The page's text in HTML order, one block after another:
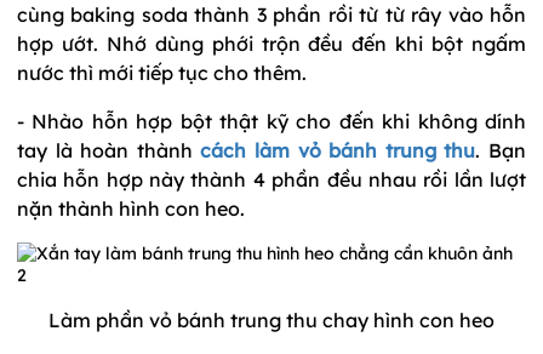
cùng baking soda thành 3 phần rồi từ từ rây vào hỗn
hợp ướt. Nhớ dùng phới trộn đều đến khi bột ngấm
nước thì mới tiếp tục cho thêm.
- Nhào hỗn hợp bột thật kỹ cho đến khi không dính
tay là hoàn thànhcách làm vỏ bánh trung thu. Bạn
chia hỗn hợp này thành 4 phần đều nhau rồi lần lượt
nặn thành hình con heo.
Làm phần vỏ bánh trung thu chay hình con heo